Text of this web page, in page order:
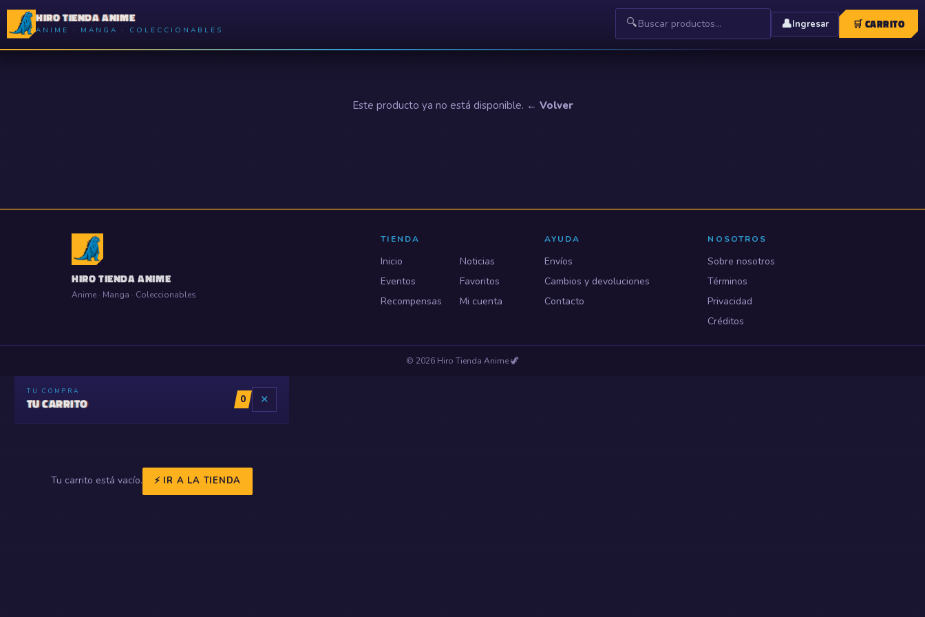
HIRO TIENDA ANIME
ANIME · MANGA · COLECCIONABLES 🔍 👤Ingresar 🛒CARRITO
Este producto ya no está disponible. ← Volver
HIRO TIENDA ANIME
Anime · Manga · Coleccionables
TIENDA
Inicio
Noticias
Eventos
Favoritos
Recompensas
Mi cuenta
AYUDA
Envíos
Cambios y devoluciones
Contacto
NOSOTROS
Sobre nosotros
Términos
Privacidad
Créditos
© 2026 Hiro Tienda Anime🦖
TU COMPRA
TU CARRITO 0 ✕
Tu carrito está vacío. ⚡ IR A LA TIENDA